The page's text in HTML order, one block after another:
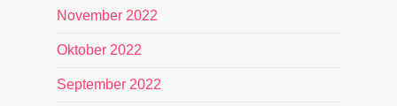
November 2022
Oktober 2022
September 2022